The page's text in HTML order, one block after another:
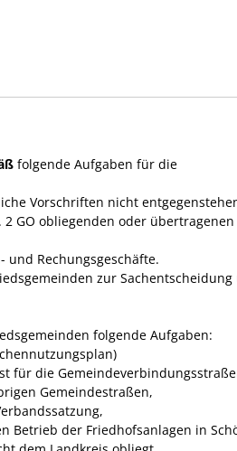
folgende Aufgaben für die
Vorschriften nicht
GO obliegenden oder übertragenen
und Rechungs­geschäfte.
zur Sachent­scheidung
folgende Aufgaben:
für die
Gemeindestraßen,
Betrieb der Friedhofsanlagen in